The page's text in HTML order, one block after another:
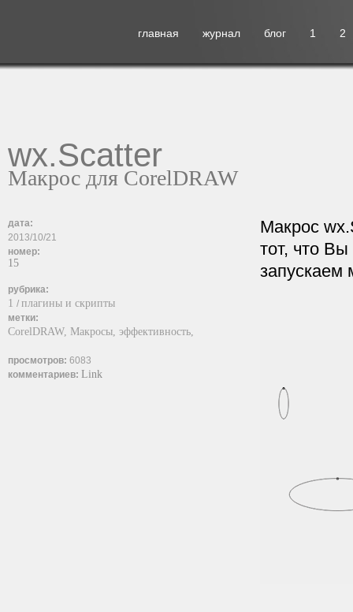
главная журнал блог 1 2
wx.Scatter
Макрос для CorelDRAW
дата:
2013/10/21
номер:
15
рубрика:
1 / плагины и скрипты
метки:
CorelDRAW, Макросы, эффективность,
просмотров: 6083
комментариев: Link
Макрос
тот, что
запускаем